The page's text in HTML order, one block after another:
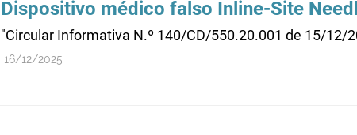
Dispositivo médico falso Inline-Site
"Circular Informativa N.º 140/CD/550.20.001 de 15/12/
16/12/2025